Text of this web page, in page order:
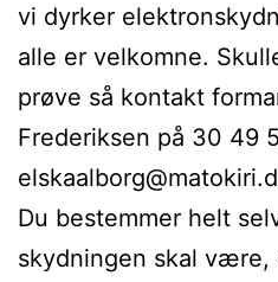
vi dyrker
alle er velkomne.
prøve så kontakt
Frederiksen på 30 49
Du bestemmer helt
skydningen skal være,